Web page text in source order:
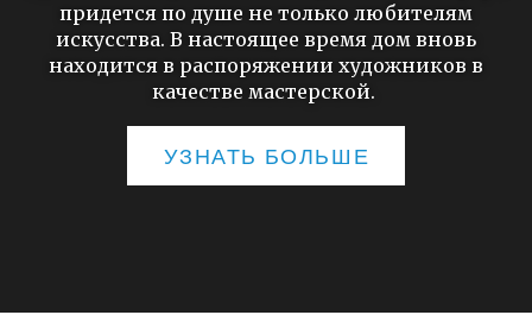
придется по душе не только любителям
искусства. В настоящее время дом вновь
находится в распоряжении художников в
качестве мастерской.
УЗНАТЬ БОЛЬШЕ